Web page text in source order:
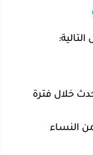
خلال فترة
النساء